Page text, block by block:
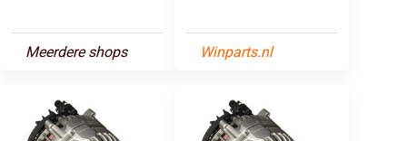
Meerdere shops Winparts.nl